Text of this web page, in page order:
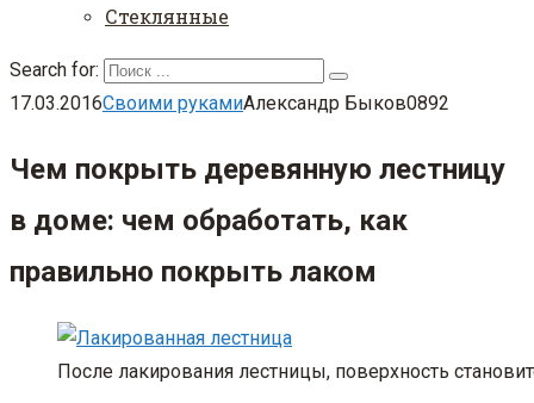
Стеклянные
Search for:
17.03.2016Своими рукамиАлександр Быков0892
Чем покрыть деревянную лестницу
в доме: чем обработать, как
правильно покрыть лаком
После лакирования лестницы, поверхность